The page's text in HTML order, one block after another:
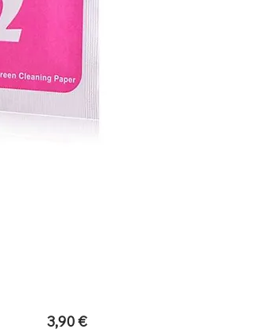
3,90 €Prix